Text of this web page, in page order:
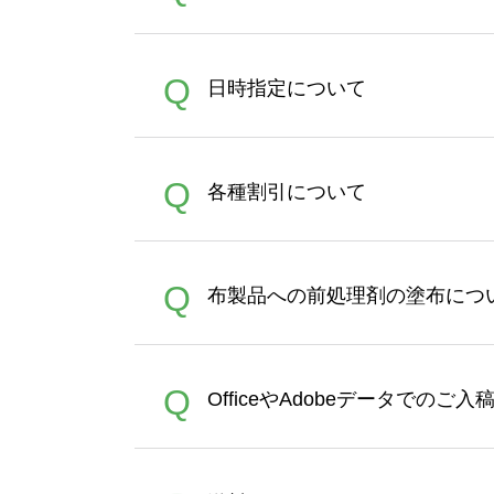
A
ン作成のお手伝いをすること
合は、デザインツールをご利
Q 日時指定について
A
者にご連絡いただき調整をお
Q 各種割引について
A
ポイントとして付与され、次
文時からご利用頂けます。ポ
れば、ランクにカウントがさ
Q 布製品への前処理剤の塗布につ
A
イト以外）のプリントは、濃
品をお届けするため、処理剤
Q OfficeやAdobeデータでのご入